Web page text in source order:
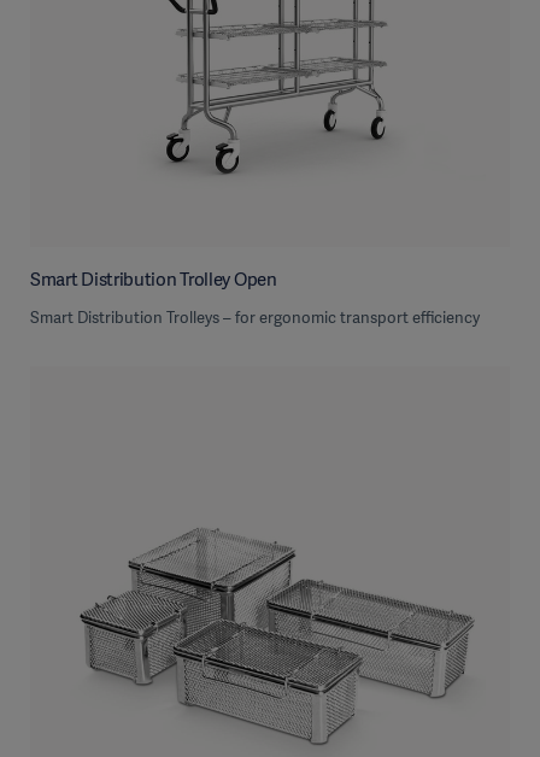
Smart Distribution Trolley Open
Smart Distribution Trolleys – for ergonomic transport efficiency